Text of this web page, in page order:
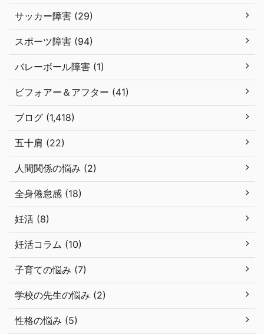
サッカー障害 (29)
スポーツ障害 (94)
バレーボール障害 (1)
ビフォアー＆アフター (41)
ブログ (1,418)
五十肩 (22)
人間関係の悩み (2)
全身倦怠感 (18)
妊活 (8)
妊活コラム (10)
子育ての悩み (7)
学校の先生の悩み (2)
性格の悩み (5)